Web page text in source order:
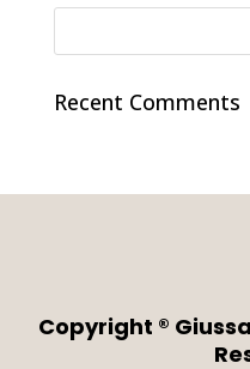
Recent Comments
Copyright ®